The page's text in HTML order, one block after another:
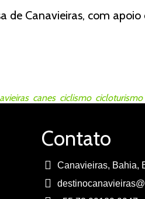
Canavieiras, com
, canes, ciclismo, cicloturismo,
Contato
Canavieiras, Bahia,